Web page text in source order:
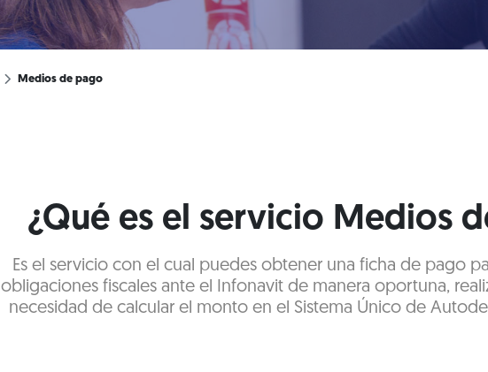
Medios de pago
¿Qué es el servicio Medios
Es el servicio con el cual puedes obtener una ficha de pago
obligaciones fiscales ante el Infonavit de manera oportuna,
necesidad de calcular el monto en el Sistema Único de